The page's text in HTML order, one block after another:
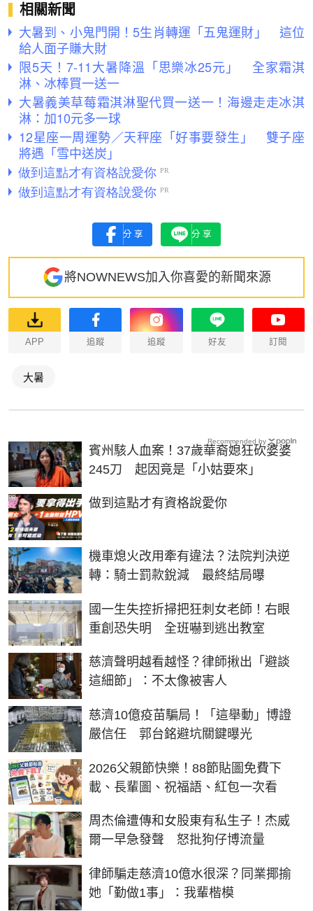
相關新聞
大暑到、小鬼門開！5生肖轉運「五鬼運財」 這位
給人面子賺大財
限5天！7-11大暑降溫「思樂冰25元」 全家霜淇
淋、冰棒買一送一
大暑義美草莓霜淇淋聖代買一送一！海邊走走冰淇
淋：加10元多一球
12星座一周運勢／天秤座「好事要發生」 雙子座
將遇「雪中送炭」
分享 分享
將NOWNEWS加入你喜愛的新聞來源
APP 追蹤 追蹤 好友 訂閱
大暑
賓州駭人血案！37歲華裔媳狂砍婆婆
245刀 起因竟是「小姑要來」
做到這點才有資格說愛你
PR
機車熄火改用牽有違法？法院判決逆
轉：騎士罰款銳減 最終結局曝
國一生失控折掃把狂刺女老師！右眼
重創恐失明 全班嚇到逃出教室
慈濟聲明越看越怪？律師揪出「避談
這細節」：不太像被害人
慈濟10億疫苗騙局！「這舉動」博證
嚴信任 郭台銘避坑關鍵曝光
2026父親節快樂！88節貼圖免費下
載、長輩圖、祝福語、紅包一次看
周杰倫遭傳和女股東有私生子！杰威
爾一早急發聲 怒批狗仔博流量
律師騙走慈濟10億水很深？同業揶揄
她「勤做1事」：我輩楷模
Recommended by